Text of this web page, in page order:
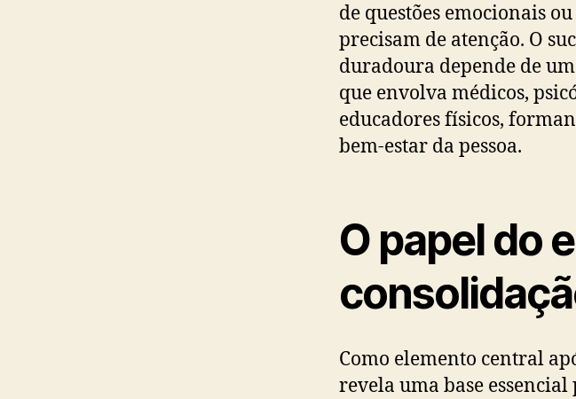
de questões emocionais ou
precisam de atenção. O
duradoura depende de
que envolva médicos,
educadores físicos,
bem-estar da pessoa.
O papel do
Como elemento central
revela uma base